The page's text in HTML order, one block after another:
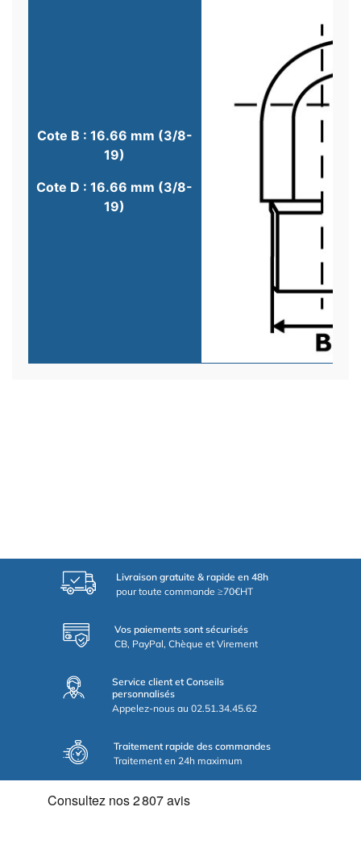
Cote B : 16.66 mm (3/8-
19)
Cote D : 16.66 mm (3/8-
19)
Livraison gratuite & rapide en 48h
pour toute commande ≥70€HT
Vos paiements sont sécurisés
CB, PayPal, Chèque et Virement
Service client et Conseils
personnalisés
Appelez-nous au 02.51.34.45.62
Traitement rapide des commandes
Traitement en 24h maximum